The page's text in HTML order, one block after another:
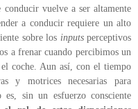
vuelve a ser altamente
a conducir requiere un alto
sobre los inputsperceptivos
a frenar cuando percibimos un
coche. Aun así, con el tiempo
y motrices necesarias para
sin un esfuerzo consciente